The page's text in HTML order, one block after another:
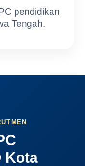
pendidikan
Tengah.
Kota